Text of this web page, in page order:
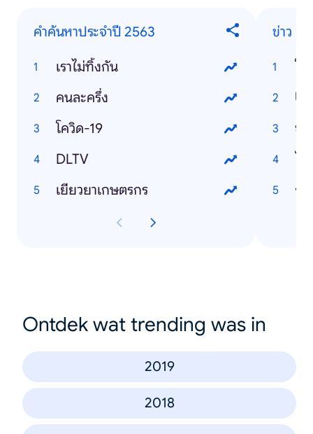
คำค้นหาประจำปี 2563
เราไม่ทิ้งกัน
คนละครึ่ง
โควิด-19
DLTV
เยียวยาเกษตรกร
ข่าว
โค
ข่
ไว
กร
Ontdek wat trending was in
2019
2018